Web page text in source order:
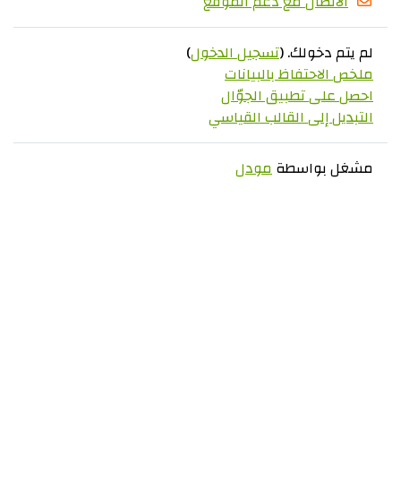
دخولك. (تسجيل الدخول)
الاحتفاظ بالبيانات
على تطبيق الجوّال
إلى القالب القياسي
بواسطةمودل